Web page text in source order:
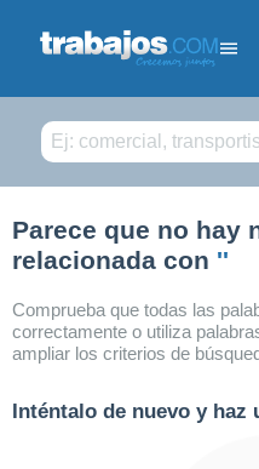
Parece que no hay
relacionada con ''
Comprueba que todas las
correctamente o utiliza
ampliar los criterios de
Inténtalo de nuevo y haz